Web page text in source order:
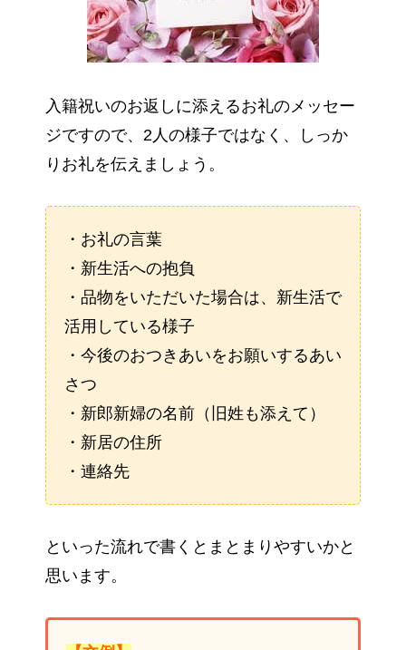
入籍祝いのお返しに添えるお礼のメッセー
ジですので、2人の様子ではなく、しっか
りお礼を伝えましょう。
・お礼の言葉
・新生活への抱負
・品物をいただいた場合は、新生活で
活用している様子
・今後のおつきあいをお願いするあい
さつ
・新郎新婦の名前（旧姓も添えて）
・新居の住所
・連絡先
といった流れで書くとまとまりやすいかと
思います。